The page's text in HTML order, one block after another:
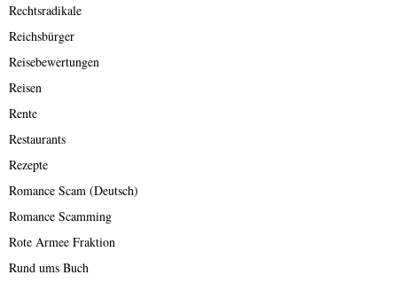
Rechtsradikale
Reichsbürger
Reisebewertungen
Reisen
Rente
Restaurants
Rezepte
Romance Scam (Deutsch)
Romance Scamming
Rote Armee Fraktion
Rund ums Buch